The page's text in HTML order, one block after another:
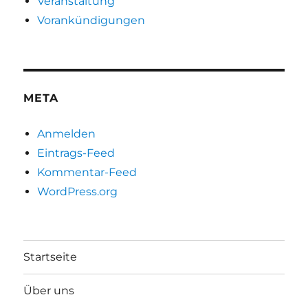
Vorankündigungen
META
Anmelden
Eintrags-Feed
Kommentar-Feed
WordPress.org
Startseite
Über uns